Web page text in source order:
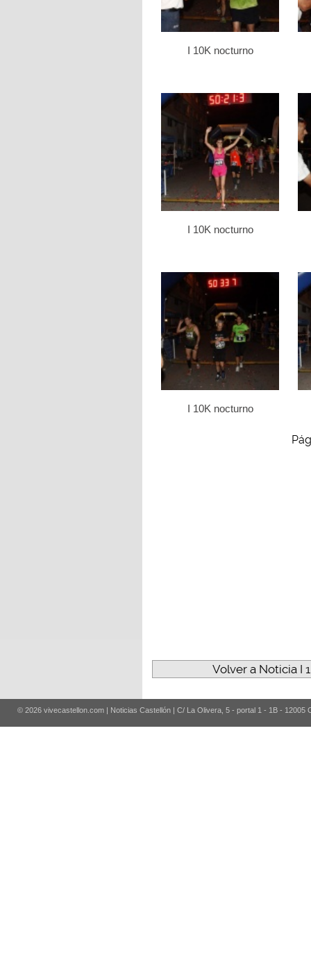
I 10K nocturno
I 10K nocturno
I 10K nocturno
Volver a Noticia I
© 2026 vivecastellon.com | Noticias Castellón | C/ La Olivera, 5 - portal 1 - 1B - 12005